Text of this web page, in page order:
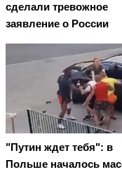
сделали тревожное
заявление о России
"Путин ждет тебя": в
Польше началось